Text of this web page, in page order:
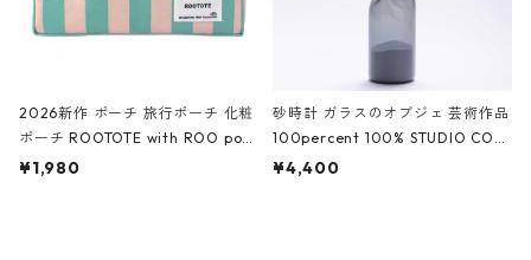
2026新作 ポーチ 旅行ポーチ 化粧
ポーチ ROOTOTE with ROO pou
ch 3532 ルートート WR.ポーチ.ラ
¥1,980
砂時計 ガラスのオブジェ 芸術作品
100percent 100% STUDIO COH
AKU Timeless 100パーセント ス
¥4,400